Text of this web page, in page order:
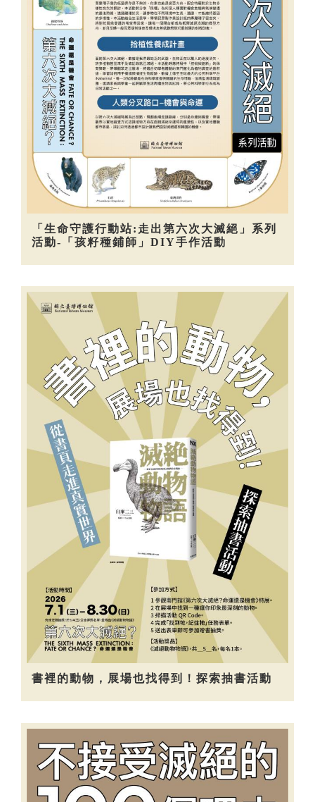
「生命守護行動站:走出第六次大滅絕」系列
活動-「孩籽種鋪師」DIY手作活動
書裡的動物，展場也找得到！探索抽書活動